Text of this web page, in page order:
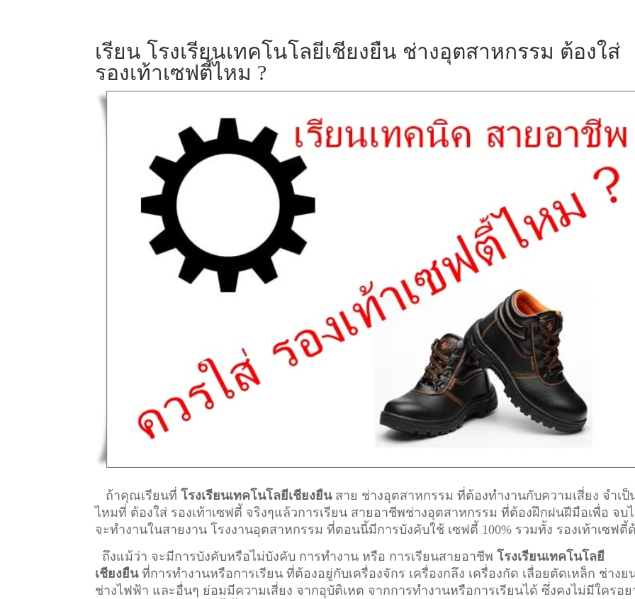
เรียน โรงเรียนเทคโนโลยีเชียงยืน ช่างอุตสาหกรรม ต้องใส่
รองเท้าเซฟตี้ไหม ?
ถ้าคุณเรียนที่ โรงเรียนเทคโนโลยีเชียงยืนสาย ช่างอุตสาหกรรม ที่ต้องทำงานกับความเสี่ยง จำเป็
ไหมที่ ต้องใส่ รองเท้าเซฟตี้ จริงๆแล้วการเรียน สายอาชีพช่างอุตสาหกรรมที่ต้องฝึกฝนฝีมือเพื่อ จบ
จะทำงานในสายงาน โรงงานอุตสาหกรรม ที่ตอนนี้มีการบังคับใช้ เซฟตี้ 100% รวมทั้ง รองเท้าเซฟตี้
ถึงแม้ว่า จะมีการบังคับหรือไม่บังคับ การทำงาน หรือ การเรียนสายอาชีพ โรงเรียนเทคโนโลยี
เชียงยืนที่การทำงานหรือการเรียน ที่ต้องอยู่กับเครื่องจักร เครื่องกลึง เครื่องกัด เลื่อยตัดเหล็ก ช่างย
ช่างไฟฟ้า และอื่นๆ ย่อมมีความเสี่ยง จากอุบัติเหต จากการทำงานหรือการเรียนได้ ซึ่งคงไม่มีใครอย